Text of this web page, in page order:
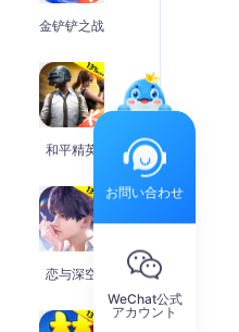
金铲铲之战
和平精英
恋与深空
お問い合わせ
WeChat公式
アカウント